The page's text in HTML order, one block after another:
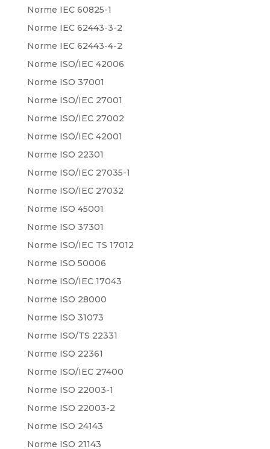
Norme IEC 60825-1
Norme IEC 62443-3-2
Norme IEC 62443-4-2
Norme ISO/IEC 42006
Norme ISO 37001
Norme ISO/IEC 27001
Norme ISO/IEC 27002
Norme ISO/IEC 42001
Norme ISO 22301
Norme ISO/IEC 27035-1
Norme ISO/IEC 27032
Norme ISO 45001
Norme ISO 37301
Norme ISO/IEC TS 17012
Norme ISO 50006
Norme ISO/IEC 17043
Norme ISO 28000
Norme ISO 31073
Norme ISO/TS 22331
Norme ISO 22361
Norme ISO/IEC 27400
Norme ISO 22003-1
Norme ISO 22003-2
Norme ISO 24143
Norme ISO 21143